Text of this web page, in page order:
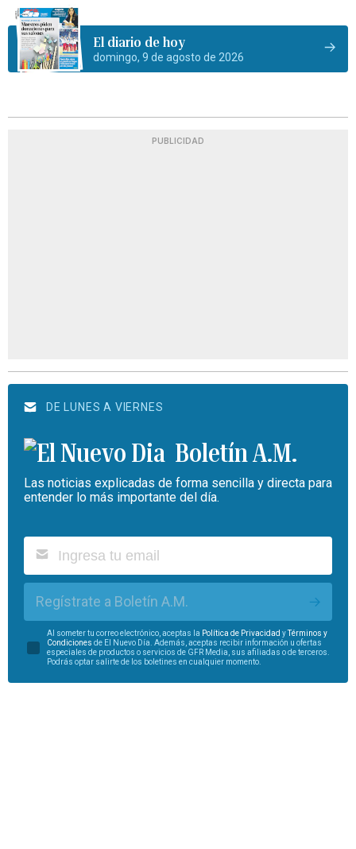
El diario de hoy
domingo, 9 de agosto de 2026
PUBLICIDAD
DE LUNES A VIERNES
Boletín A.M.
Las noticias explicadas de forma sencilla y directa para
entender lo más importante del día.
Regístrate a Boletín A.M.
Al someter tu correo electrónico, aceptas la Política de Privacidad y
Términos y
Condiciones de El Nuevo Día. Además, aceptas recibir información u ofertas
especiales de productos o servicios de GFR Media, sus afiliadas o de terceros.
Podrás optar salirte de los boletines en cualquier momento.